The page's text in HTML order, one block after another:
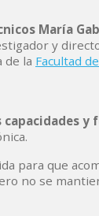
María
y
de la Facultad
y
para que
no se